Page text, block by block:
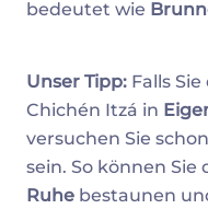
bedeutet wie
Unser Tipp: Falls
Chichén Itzá in
versuchen Sie
sein. So können
Ruhe bestaunen